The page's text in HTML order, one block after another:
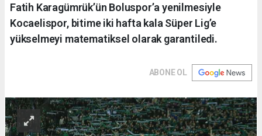
Fatih Karagümrük’ün Boluspor’a yenilmesiyle
Kocaelispor, bitime iki hafta kala Süper Lig’e
yükselmeyi matematiksel olarak garantiledi.
ABONE OL